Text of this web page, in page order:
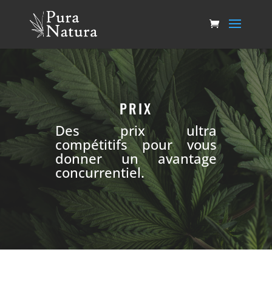
PRIX
Des prix ultra
compétitifs pour vous
donner un avantage
concurrentiel.